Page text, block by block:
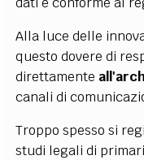
Alla luce delle
questo dovere di
direttamente
canali di
Troppo spesso si
studi legali di